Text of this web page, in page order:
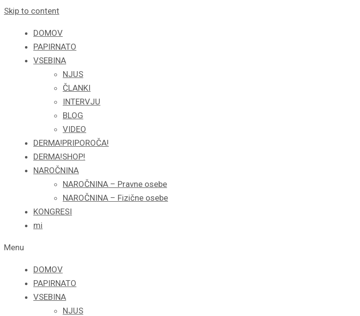
Skip to content
DOMOV
PAPIRNATO
VSEBINA
NJUS
ČLANKI
INTERVJU
BLOG
VIDEO
DERMA!PRIPOROČA!
DERMA!SHOP!
NAROČNINA
NAROČNINA – Pravne osebe
NAROČNINA – Fizične osebe
KONGRESI
mi
Menu
DOMOV
PAPIRNATO
VSEBINA
NJUS